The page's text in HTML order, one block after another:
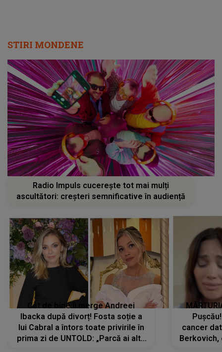
STIRI MONDENE
Radio Impuls cucerește tot mai mulți
ascultători: creșteri semnificative în audiență
Cât de bine îi merge Andreei
Ibacka după divorț! Fosta soție a
lui Cabral a întors toate privirile în
prima zi de UNTOLD: „Parcă ai altă
cancer
Berkovich,